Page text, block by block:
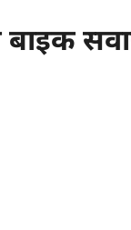
बाइक